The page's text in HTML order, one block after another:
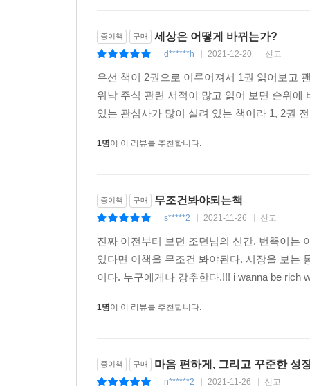
새롭게 추가된 이 두 가지 원칙과 업그레이드된 -
기회로 살리는 차원을 넘어, 위기의 시기에 부자
당신이 부자 될 확률은 99.9%까지 끌어올릴 수 있
뜨거운 반응으로 이어진다.
다음 카페와 유튜브를 통해 독자들과 긴밀히 소
실전투자에서 어려움을 겪는 투자자라면, 그의 탁
백신이 코로나 국면에서 게임 체인저 역할을 하
손색이 없다.
본래 부동산 투자자로 활동하던 그가 해외주식
올라운드플레이어다.
자는 시간을 빼고는 오로지 독서와 연구에만 몰
종이책 구매 세상은 어떻게 바뀌는가?
d******h 2021-12-20 신고
우선 책이 2권으로 이루어져서 1권 읽어보고
워낙 주식 관련 서적이 많고 읽어 보면 순위에
있는 관심사가 많이 실려 있는 책이라 1, 2권
1명이 이 리뷰를 추천합니다.
종이책 구매 무조건봐야되는책
s*****2 2021-11-26 신고
진짜 이전부터 보던 조던님의 신간. 번뜩이는
있다면 이책을 무조건 봐야된다. 시장을 보는
이다. 누구에게나 강추한다.!!! i wanna be rich
1명이 이 리뷰를 추천합니다.
종이책 구매 마음 편하게, 그리고 꾸준한 성
n******2 2021-11-26 신고